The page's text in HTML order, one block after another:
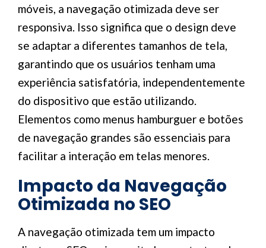
móveis, a navegação otimizada deve ser
responsiva. Isso significa que o design deve
se adaptar a diferentes tamanhos de tela,
garantindo que os usuários tenham uma
experiência satisfatória, independentemente
do dispositivo que estão utilizando.
Elementos como menus hamburguer e botões
de navegação grandes são essenciais para
facilitar a interação em telas menores.
Impacto da Navegação
Otimizada no SEO
A navegação otimizada tem um impacto